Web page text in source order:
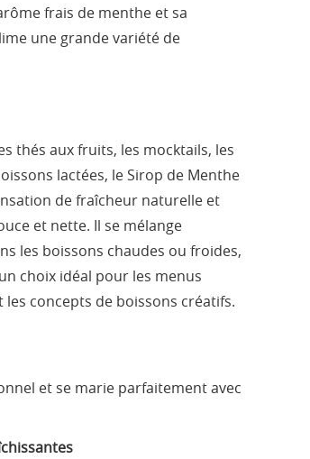
frais de menthe et sa
une grande variété de
thés aux fruits, les mocktails, les
lactées, le Sirop de Menthe
de fraîcheur naturelle et
et nette. Il se mélange
les boissons chaudes ou froides,
choix idéal pour les menus
les concepts de boissons créatifs.
et se marie parfaitement avec